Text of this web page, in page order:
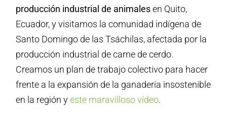
producción industrial de animalesen Quito,
Ecuador, y visitamos la comunidad indígena de
Santo Domingo de las Tsáchilas, afectada por la
producción industrial de carne de cerdo.
Creamos un plan de trabajo colectivo para hacer
frente a la expansión de la ganadería insostenible
en la región yeste maravilloso vídeo.